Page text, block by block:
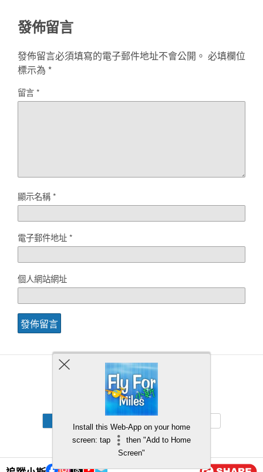
發佈留言
發佈留言必須填寫的電子郵件地址不會公開。 必填欄位
標示為 *
留言*
顯示名稱*
電子郵件地址*
個人網站網址
Back to top
Install this Web-App on your home
screen: tap
then "Add to Home
Screen"